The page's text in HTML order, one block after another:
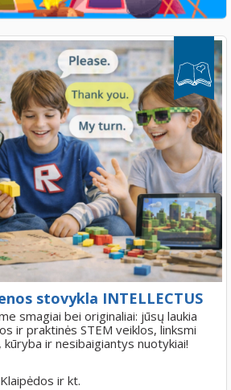
stovykla INTELLECTUS
smagiai bei originaliai: jūsų laukia
ir praktinės STEM veiklos, linksmi
ir nesibaigiantys nuotykiai!
ir kt.